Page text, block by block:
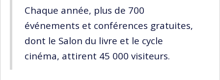
Chaque année, plus de 700
événements et conférences gratuites,
dont le Salon du livre et le cycle
cinéma, attirent 45 000 visiteurs.